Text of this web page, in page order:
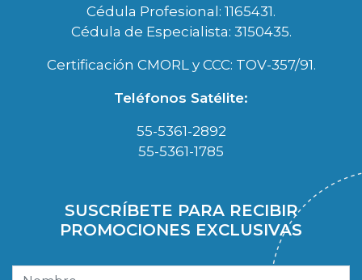
Cédula Profesional: 1165431.
Cédula de Especialista: 3150435.
Certificación CMORL y CCC: TOV-357/91.
Teléfonos Satélite:
55-5361-2892
55-5361-1785
SUSCRÍBETE PARA RECIBIR
PROMOCIONES EXCLUSIVAS